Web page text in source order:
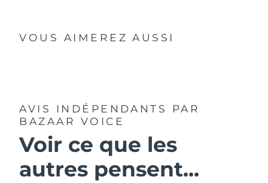
VOUS AIMEREZ AUSSI
AVIS INDÉPENDANTS
PAR
BAZAAR VOICE
Voir ce que les
autres pensent...